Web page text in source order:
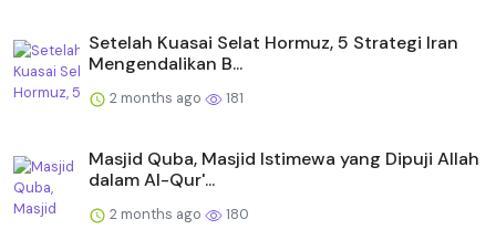
Setelah Kuasai Selat Hormuz, 5 Strategi Iran
Mengendalikan B...
2 months ago 181
Masjid Quba, Masjid Istimewa yang Dipuji Allah
dalam Al-Qur'...
2 months ago 180